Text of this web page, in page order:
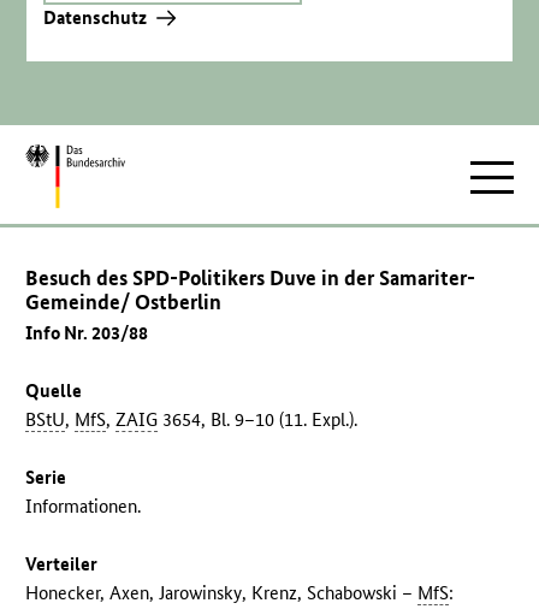
Datenschutz
Zur
Besuch des SPD-Politikers Duve in der Samariter-
Gemeinde/ Ostberlin
Info Nr. 203/88
Quelle
BStU, MfS,ZAIG 3654, Bl. 9–10 (11. Expl.).
Serie
Informationen.
Verteiler
Honecker, Axen, Jarowinsky, Krenz, Schabowski – MfS: